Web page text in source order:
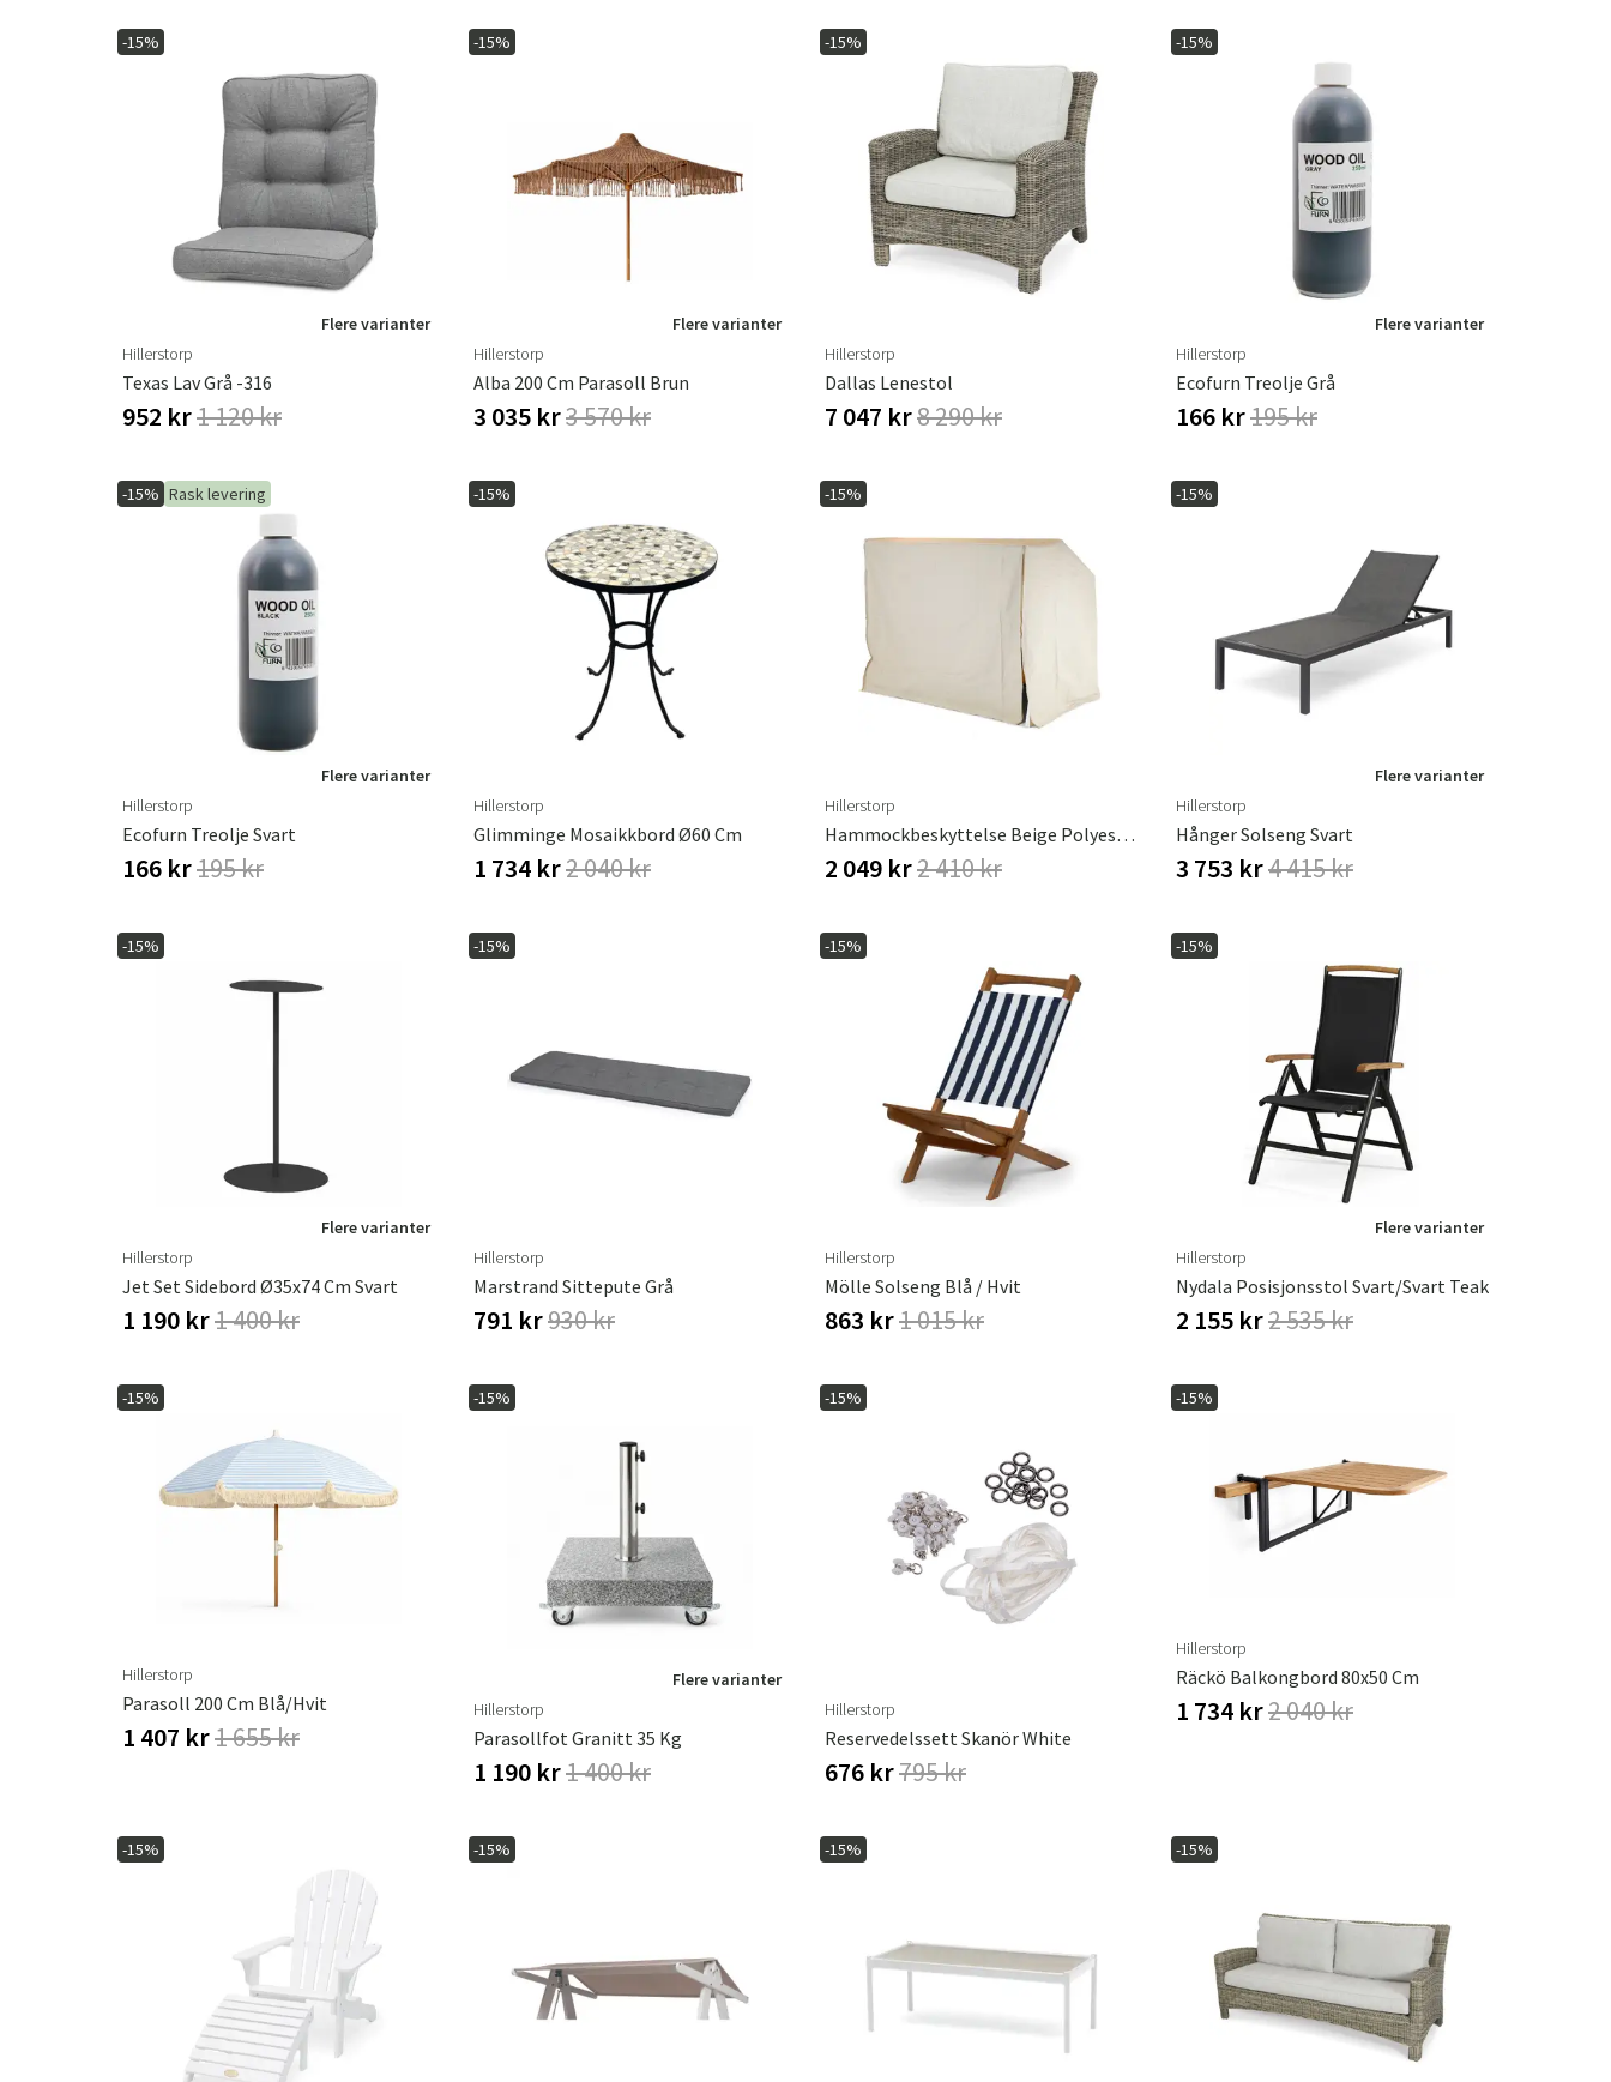
Danmark
Norge
Suomi
-15%
Flere varianter
Hillerstorp
Texas Lav Grå -316
952 kr1 120 kr
-15%
Flere varianter
Hillerstorp
Alba 200 Cm Parasoll Brun
3 035 kr3 570 kr
-15%
Hillerstorp
Dallas Lenestol
7 047 kr8 290 kr
-15%
Flere varianter
Hillerstorp
Ecofurn Treolje Grå
166 kr195 kr
-15% Rask levering
Flere varianter
Hillerstorp
Ecofurn Treolje Svart
166 kr195 kr
-15%
Hillerstorp
Glimminge Mosaikkbord Ø60 Cm
1 734 kr2 040 kr
-15%
Hillerstorp
Hammockbeskyttelse Beige Polyester
2 049 kr2 410 kr
-15%
Flere varianter
Hillerstorp
Hånger Solseng Svart
3 753 kr4 415 kr
-15%
Flere varianter
Hillerstorp
Jet Set Sidebord Ø35x74 Cm Svart
1 190 kr1 400 kr
-15%
Hillerstorp
Marstrand Sittepute Grå
791 kr930 kr
-15%
Hillerstorp
Mölle Solseng Blå / Hvit
863 kr1 015 kr
-15%
Flere varianter
Hillerstorp
Nydala Posisjonsstol Svart/Svart Teak
2 155 kr2 535 kr
-15%
Hillerstorp
Parasoll 200 Cm Blå/hvit
1 407 kr1 655 kr
-15%
Flere varianter
Hillerstorp
Parasollfot Granitt 35 Kg
1 190 kr1 400 kr
-15%
Hillerstorp
Reservedelssett Skanör White
676 kr795 kr
-15%
Hillerstorp
Räckö Balkongbord 80x50 Cm
1 734 kr2 040 kr
-15% -15% -15% -15%